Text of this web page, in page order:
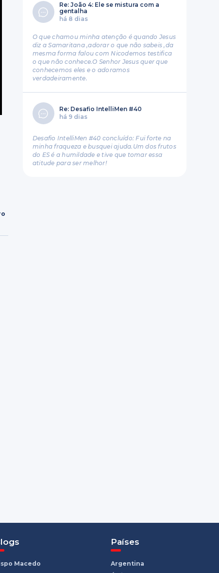
Re: João 4: Ele se mistura com a
gentalha
há 8 dias
O que chamou minha atenção é quando Jesus
diz a Samaritana ,adorar o que não sabeis ,da
mesma forma falou com Nicodemos testifica
o que não conhece.O Senhor Jesus quer que
conhecemos eles e o adoramos
verdadeiramente.
Re: Desafio IntelliMen #40
há 9 dias
Desafio IntelliMen #40 concluído: Fui forte na
minha fraqueza e busquei ajuda.Um dos frutos
do ES é a humildade e tive que tomar essa
atitude para ser melhor!
Macedo
Países
Argentina